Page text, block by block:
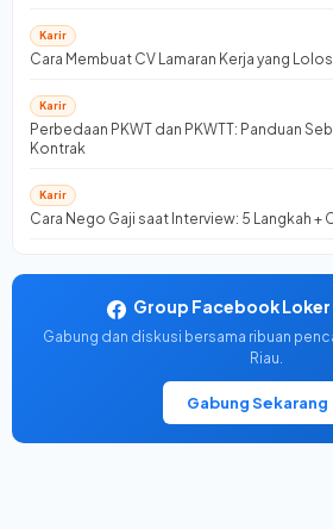
Karir
Cara Membuat CV Lamaran Kerja yang Lolos
Karir
Perbedaan PKWT dan PKWTT: Panduan
Kontrak
Karir
Cara Nego Gaji saat Interview: 5 Langkah +
Group Facebook
Gabung dan diskusi bersama ribuan
Riau.
Gabung Sekarang